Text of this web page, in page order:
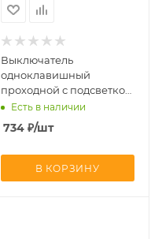
Выключатель
одноклавишный
проходной с подсветкой
Rikett Белый сатин
32071+35602 MW + 32019
Есть в наличии
734₽/шт
В КОРЗИНУ